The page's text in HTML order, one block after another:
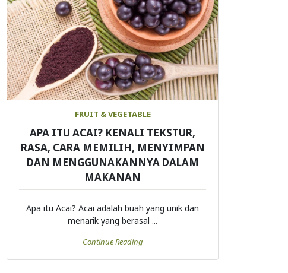
FRUIT & VEGETABLE
APA ITU ACAI? KENALI TEKSTUR,
RASA, CARA MEMILIH, MENYIMPAN
DAN MENGGUNAKANNYA DALAM
MAKANAN
Apa itu Acai? Acai adalah buah yang unik dan
menarik yang berasal ...
Continue Reading